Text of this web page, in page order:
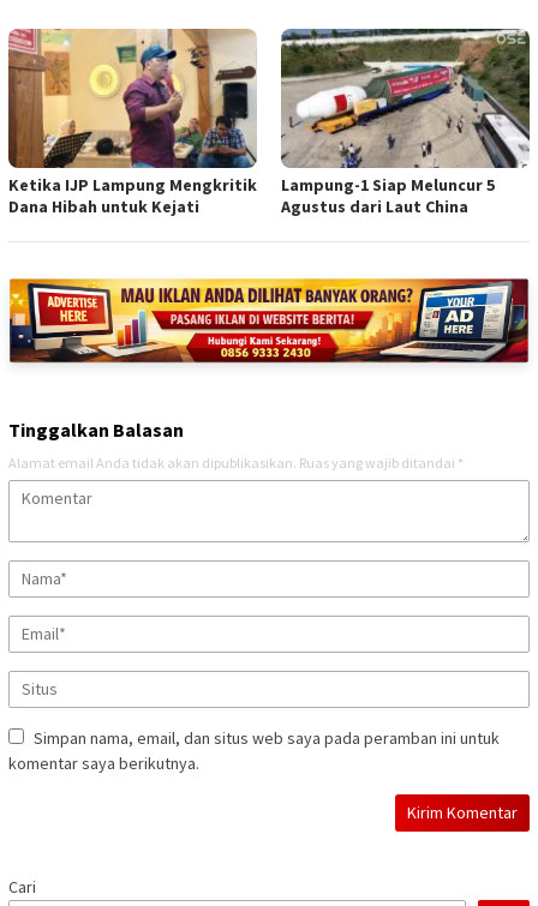
Ketika IJP Lampung Mengkritik
Dana Hibah untuk Kejati
Lampung-1 Siap Meluncur 5
Agustus dari Laut China
Tinggalkan Balasan
Alamat email Anda tidak akan dipublikasikan. Ruas yang wajib ditandai *
Simpan nama, email, dan situs web saya pada peramban ini untuk
komentar saya berikutnya.
Cari